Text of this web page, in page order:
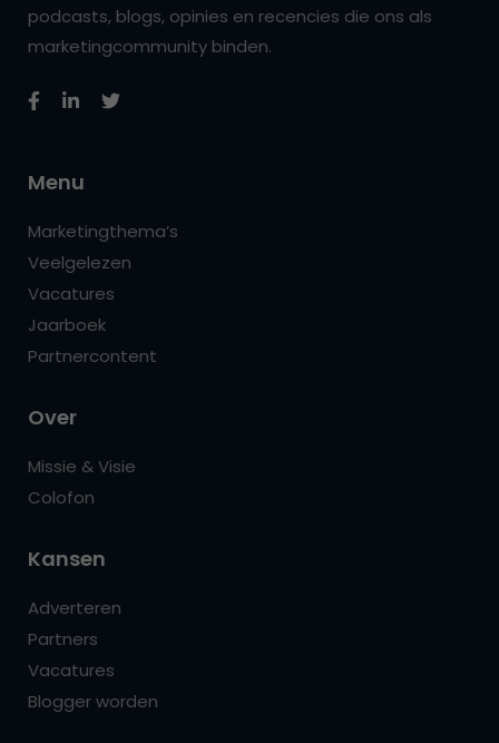
podcasts, blogs, opinies en recencies die ons als
marketingcommunity binden.
Menu
Marketingthema’s
Veelgelezen
Vacatures
Jaarboek
Partnercontent
Over
Missie & Visie
Colofon
Kansen
Adverteren
Partners
Vacatures
Blogger worden